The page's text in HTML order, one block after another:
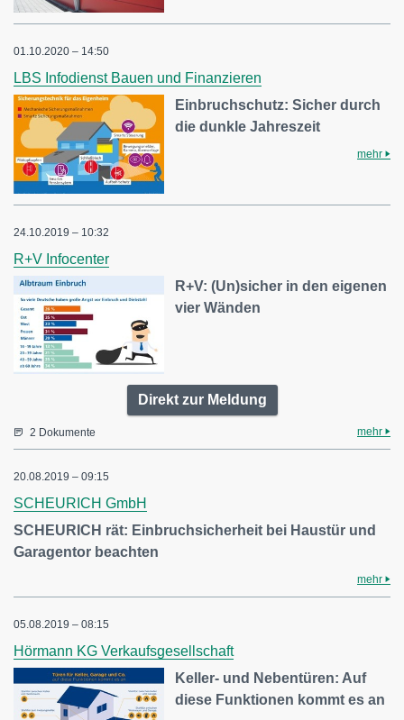
01.10.2020 – 14:50
LBS Infodienst Bauen und Finanzieren
Einbruchschutz: Sicher durch
die dunkle Jahreszeit
mehr
24.10.2019 – 10:32
R+V Infocenter
R+V: (Un)sicher in den eigenen
vier Wänden
Direkt zur Meldung
2 Dokumente mehr
20.08.2019 – 09:15
SCHEURICH GmbH
SCHEURICH rät: Einbruchsicherheit bei Haustür und
Garagentor beachten
mehr
05.08.2019 – 08:15
Hörmann KG Verkaufsgesellschaft
Keller- und Nebentüren: Auf
diese Funktionen kommt es an